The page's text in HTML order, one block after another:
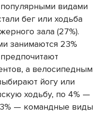
видами
бег или ходьба
зала (27%).
занимаются 23%
а велосипедным
йогу или
ходьбу, по 4% —
3% — командные виды